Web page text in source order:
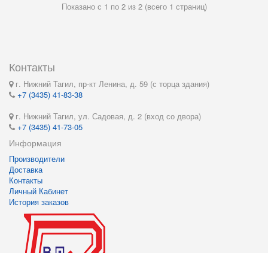
Показано с 1 по 2 из 2 (всего 1 страниц)
Контакты
г. Нижний Тагил, пр-кт Ленина, д. 59 (с торца здания)
+7 (3435) 41-83-38
г. Нижний Тагил, ул. Садовая, д. 2 (вход со двора)
+7 (3435) 41-73-05
Информация
Производители
Доставка
Контакты
Личный Кабинет
История заказов